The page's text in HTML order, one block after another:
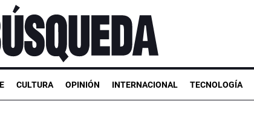
CULTURA OPINIÓN INTERNACIONAL TECNOLOGÍA